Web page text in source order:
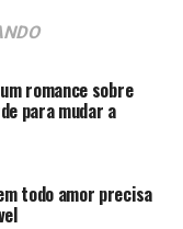
romance sobre
para mudar a
todo amor precisa